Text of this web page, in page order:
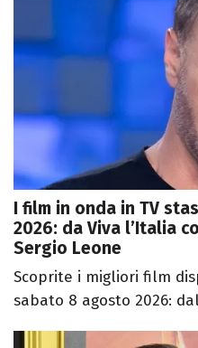
I film in onda in TV
2026: da Viva l’Italia
Sergio Leone
Scoprite i migliori film
sabato 8 agosto 2026: